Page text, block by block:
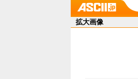
拡大画像